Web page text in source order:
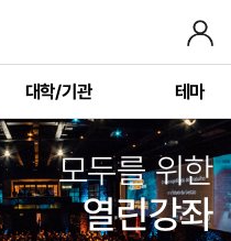
대학/기관 테마
모두를 위한
열린강좌